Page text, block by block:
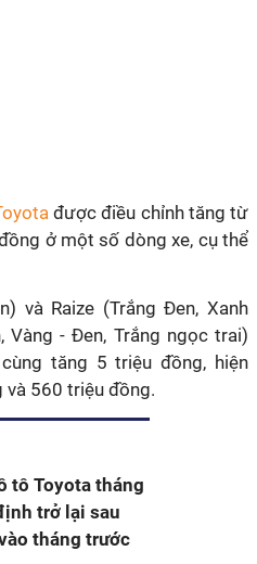
được điều chỉnh tăng từ
ở một số dòng xe, cụ thể
và Raize (Trắng Đen, Xanh
- Đen, Trắng ngọc trai)
tăng 5 triệu đồng, hiện
560 triệu đồng.
tô Toyota tháng
trở lại sau
tháng trước